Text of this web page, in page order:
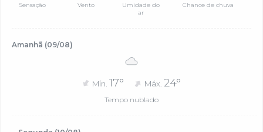
Sensação Vento
Umidade do
ar
Chance de chuva
Amanhã (09/08)
Mín. 17° Máx. 24°
Tempo nublado